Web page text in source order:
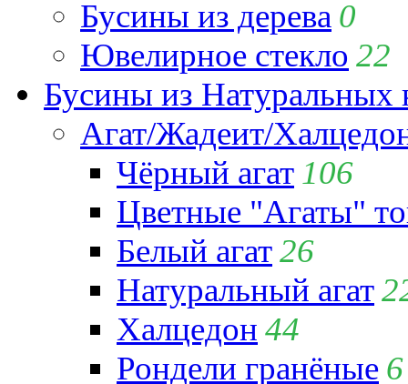
Бусины из дерева 0
Ювелирное стекло 22
Бусины из Натуральных
Агат/Жадеит/
Чёрный агат 106
Цветные "Агаты"
Белый агат26
Натуральный агат
Халцедон 44
Рондели гранёные 6